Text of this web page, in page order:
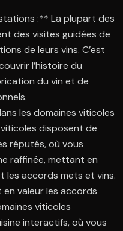
:** La plupart des
des visites guidées de
de leurs vins. C’est
l’histoire du
du vin et de
les domaines viticoles
disposent de
réputés, où vous
raffinée, mettant en
les accords mets et vins.
valeur les accords
viticoles
interactifs, où vous